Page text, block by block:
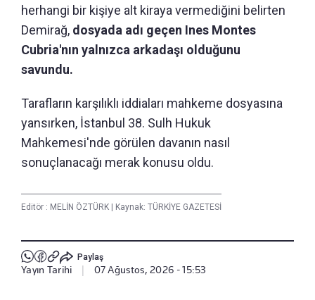
herhangi bir kişiye alt kiraya vermediğini belirten
Demirağ, dosyada adı geçen Ines Montes
Cubria'nın yalnızca arkadaşı olduğunu
savundu.
Tarafların karşılıklı iddiaları mahkeme dosyasına
yansırken, İstanbul 38. Sulh Hukuk
Mahkemesi'nde görülen davanın nasıl
sonuçlanacağı merak konusu oldu.
Editör : MELİN ÖZTÜRK Kaynak: TÜRKİYE GAZETESİ
Paylaş
Yayın Tarihi 07 Ağustos, 2026 - 15:53